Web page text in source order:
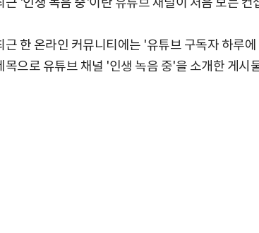
근 한 온라인 커뮤니티에는 '유튜브 구독자 하루
목으로 유튜브 채널 '인생 녹음 중'을 소개한 게시